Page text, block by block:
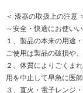
＜ 漆器の取扱上の注意
～安全・快適にお使い
１、製品の本来の用途
ご使用は製品の破損や
２、体質によりごくま
用を中止して早急に医
３、直火・電子レンジ